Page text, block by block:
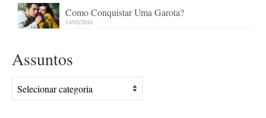
Como Conquistar Uma Garota?
14/02/2016
Assuntos
Assuntos